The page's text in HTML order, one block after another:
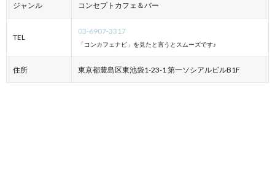
ジャンル コンセプトカフェ＆バー
TEL
03-6907-3317
「コンカフェナビ」を見たと言うとスムーズです♪
住所 東京都豊島区東池袋1-23-1 第一ソシアルビルB1F